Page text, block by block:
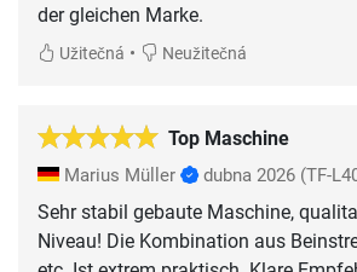
der gleichen Marke.
Užitečná • Neužitečná
Top Maschine
Marius Müller dubna 2026 (TF-
Sehr stabil gebaute Maschine,
Niveau! Die Kombination aus